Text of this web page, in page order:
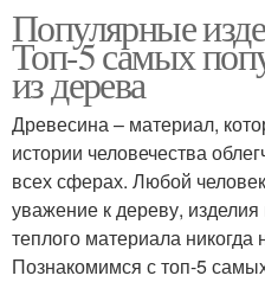
Популярные
Топ-5 самых
из дерева
Древесина – материал,
истории человечества
всех сферах. Любой
уважение к дереву, изделия
теплого материала
Познакомимся с топ-5